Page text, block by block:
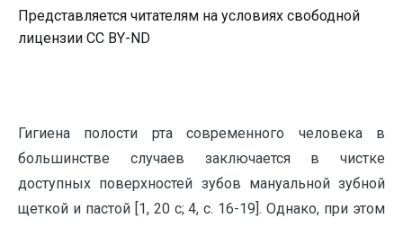
Представляется читателям на условиях свободной
лицензии CC BY-ND
Гигиена полости рта современного человека в
большинстве случаев заключается в чистке
доступных поверхностей зубов мануальной зубной
щеткой и пастой [1, 20 с; 4, с. 16-19]. Однако, при этом